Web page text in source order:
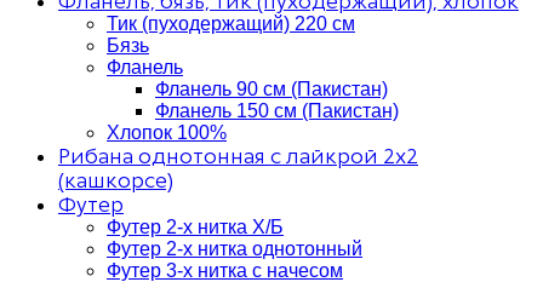
Тик (пуходержащий) 220 см
Бязь
Фланель
Фланель 90 см (Пакистан)
Фланель 150 см (Пакистан)
Хлопок 100%
Рибана однотонная с лайкрой 2х2
(кашкорсе)
Футер
Футер 2-х нитка Х/Б
Футер 2-х нитка однотонный
Футер 3-х нитка с начесом